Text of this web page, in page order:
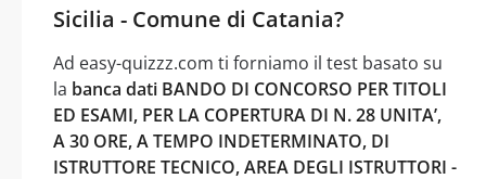
Sicilia - Comune di Catania?
Ad easy-quizzz.com ti forniamo il test basato su
la banca dati BANDO DI CONCORSO PER TITOLI
ED ESAMI, PER LA COPERTURA DI N. 28 UNITA’,
A 30 ORE, A TEMPO INDETERMINATO, DI
ISTRUTTORE TECNICO, AREA DEGLI ISTRUTTORI -